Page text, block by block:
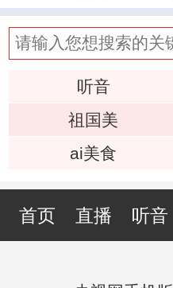
听音
祖国美
ai美食
首页 直播 听音